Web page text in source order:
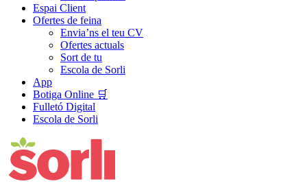
Espai Client
Ofertes de feina
Envia’ns el teu CV
Ofertes actuals
Sort de tu
Escola de Sorli
App
Botiga Online 🛒
Fulletó Digital
Escola de Sorli